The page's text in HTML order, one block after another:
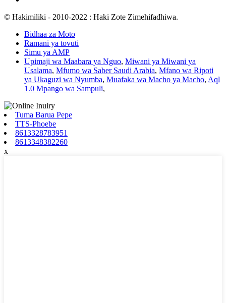
© Hakimiliki - 2010-2022 : Haki Zote Zimehifadhiwa.
Bidhaa za Moto
Ramani ya tovuti
Simu ya AMP
Upimaji wa Maabara ya Nguo, Miwani ya Miwani ya
Usalama, Mfumo wa Saber Saudi Arabia, Mfano wa Ripoti
ya Ukaguzi wa Nyumba, Muafaka wa Macho ya Macho, Aql
1.0 Mpango wa Sampuli,
Tuma Barua Pepe
TTS-Phoebe
8613328783951
8613348382260
x